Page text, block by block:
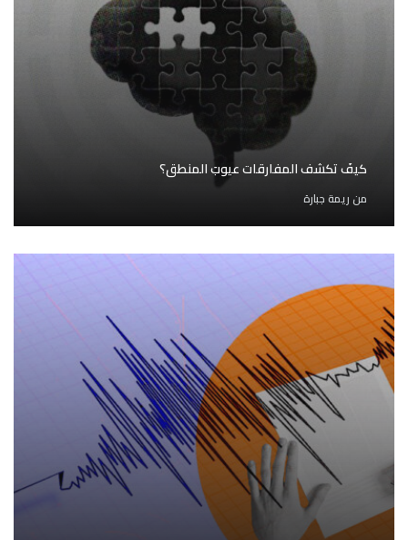
كيفَ تكشف المفارقات عيوبَ المنطق؟
من ريمة جبارة